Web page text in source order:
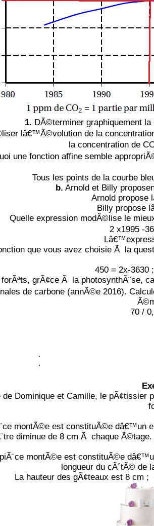
1. DÃ©terminer graphiquement
lâ€™Ã©volution de la
la concentration de
une fonction affine semble
Tous les points de la courbe
b. Arnold et Billy
Arnold propose
Billy propose
Quelle expression modÃ©lise le
2 x1995 -
que vous avez choisie Ã la
450 = 2x-3630
grÃ¢ce Ã la photosynthÃ¨se,
de carbone (annÃ©e 2016).
70 /
.
.
de Dominique et Camille, le
montÃ©e est constituÃ©e dâ€™un
diminue de 8 cm Ã chaque
piÃ¨ce montÃ©e est constituÃ©e
longueur du cÃ´tÃ© de
La hauteur des gÃ¢teaux est 8 cm